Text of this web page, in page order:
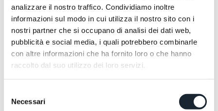
analizzare il nostro traffico. Condividiamo inoltre
informazioni sul modo in cui utilizza il nostro sito con i
nostri partner che si occupano di analisi dei dati web,
pubblicità e social media, i quali potrebbero combinarle
con altre informazioni che ha fornito loro o che hanno
raccolto dal suo utilizzo dei loro servizi.
delNecessari